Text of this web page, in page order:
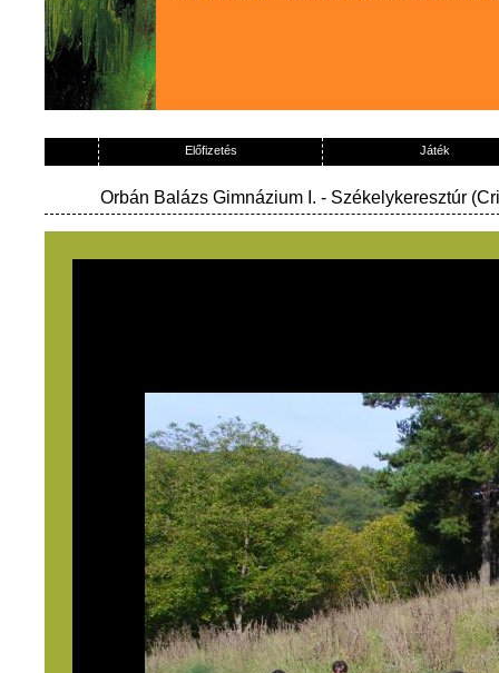
Előfizetés Játék
Orbán Balázs Gimnázium I. - Székelykeresztúr